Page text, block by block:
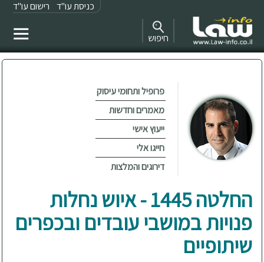
כניסת עו"ד רישום עו"ד
חיפוש
פרופיל ותחומי עיסוק
מאמרים וחדשות
ייעוץ אישי
חייגו אלי
דירוגים והמלצות
החלטה 1445 - איוש נחלות
פנויות במושבי עובדים ובכפרים
שיתופיים